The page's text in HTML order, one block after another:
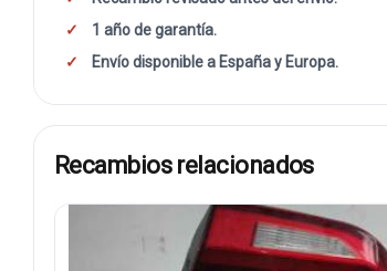
1 año de garantía.
Envío disponible a España y Europa.
Recambios relacionados